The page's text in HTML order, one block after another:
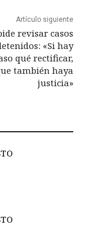
Artículo siguiente
revisar casos
«Si hay
qué rectificar,
también haya
justicia»